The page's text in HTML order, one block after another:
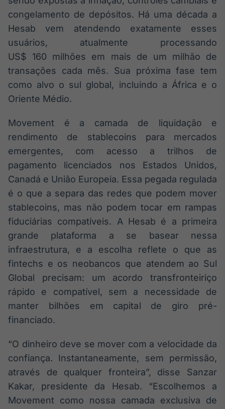
Broadcast
Widgets
Componentes
para conteúdos e
funcionalidades
Wallboard
Conteúdos e
dados para
Broadcast
Curadoria
conteúdos
noticiosos
Soluções de
Tecnologia
Broadcast
Radar
Monitoramento
inteligente de
notícias e
Broadcast
Fundos
A melhor
analisar fundos
de investimento
congelamento de depósitos. Há uma década a
Hesab vem atendendo exatamente esses
usuários, atualmente processando
US$ 160 milhões em mais de um milhão de
transações cada mês. Sua próxima fase tem
como alvo o sul global, incluindo a África e o
Oriente Médio.
Movement é a camada de liquidação e
rendimento de stablecoins para mercados
emergentes, com acesso a trilhos de
pagamento licenciados nos Estados Unidos,
Canadá e União Europeia. Essa pegada regulada
é o que a separa das redes que podem mover
stablecoins, mas não podem tocar em rampas
fiduciárias compatíveis. A Hesab é a primeira
grande plataforma a se basear nessa
infraestrutura, e a escolha reflete o que as
fintechs e os neobancos que atendem ao Sul
Global precisam: um acordo transfronteiriço
rápido e compatível, sem a necessidade de
manter bilhões em capital de giro pré-
financiado.
“O dinheiro deve se mover com a velocidade da
confiança. Instantaneamente, sem permissão,
através de qualquer fronteira”, disse Sanzar
Kakar, presidente da Hesab. “Escolhemos a
Movement como nossa camada exclusiva de